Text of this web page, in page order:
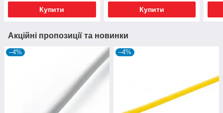
Купити Купити
Акційні пропозиції та новинки
–4% –4%